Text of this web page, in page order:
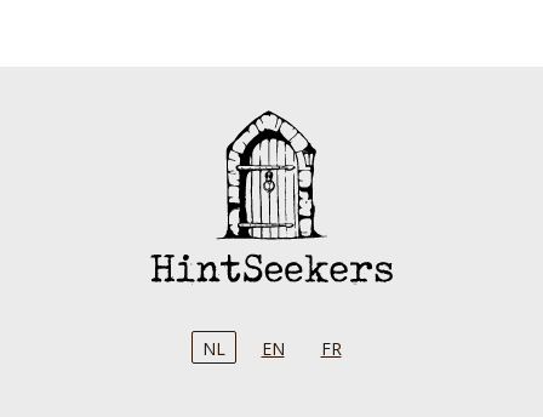
NL EN FR